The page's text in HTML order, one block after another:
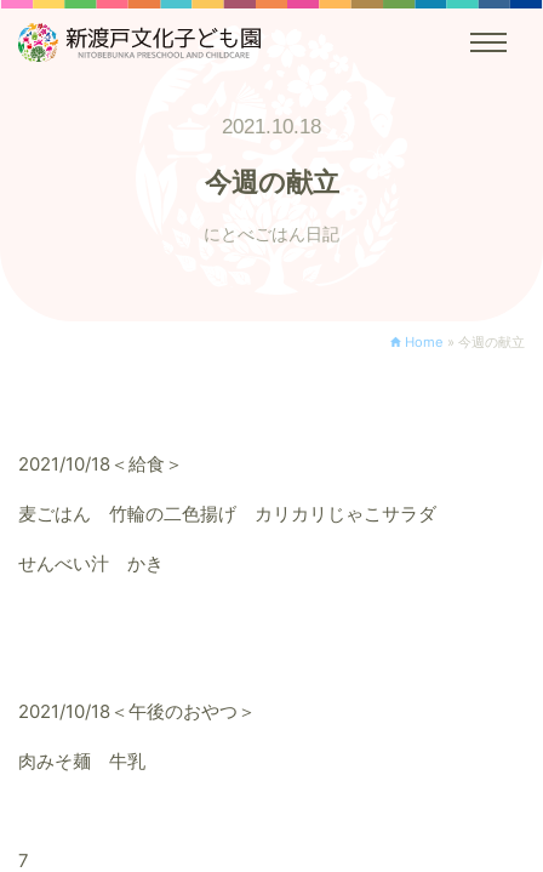
2021.10.18
今週の献立
にとべごはん日記
Home » 今週の献立
2021/10/18＜給食＞
麦ごはん 竹輪の二色揚げ カリカリじゃこサラダ
せんべい汁 かき
2021/10/18＜午後のおやつ＞
肉みそ麺 牛乳
7